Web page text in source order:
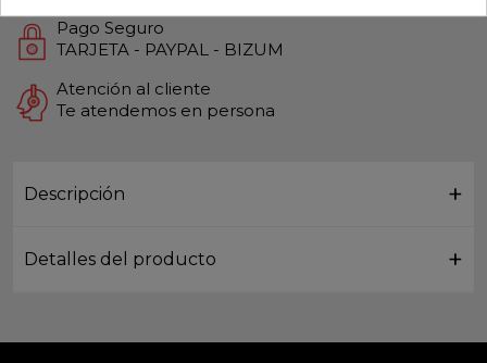
Pago Seguro
TARJETA - PAYPAL - BIZUM
Atención al cliente
Te atendemos en persona
Descripción
Detalles del producto